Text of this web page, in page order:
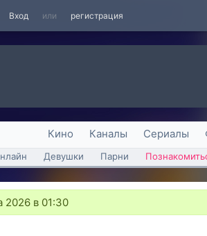
Вход или регистрация
Кино Каналы Сериалы
Девушки Парни
2026 в 01:30